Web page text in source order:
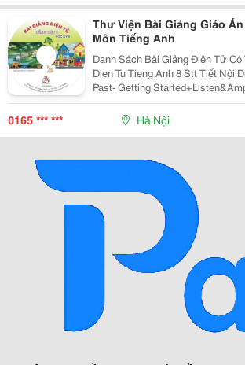
Thư Viện Bài Giảng Giáo
Môn Tiếng Anh
Danh Sách Bài Giảng Điện Tử
Dien Tu Tieng Anh 8 Stt Tiết Nội Dung 1 21 Unit 4: Our
Past- Getting
Our Past- Getting
4: Our Past-Read 4 24 Unit 4: Our
0165 *** *** Hà Nội